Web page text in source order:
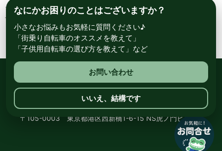
その場合該当部品を着払いにて返送して頂く必要が御座いますので
予めご了承ください。
総合自転車専門店 サイクルスポット ル・サイク
〒105-0003 東京都港区西新橋1-6-15 NS虎ノ門ビル8階
なにかお困りのことはございますか？
小さなお悩みもお気軽に質問ください♪
「街乗り自転車のオススメを教えて」
「子供用自転車の選び方を教えて」など
お問い合わせ
いいえ、結構です